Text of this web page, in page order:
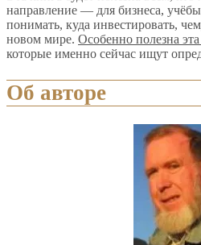
направление — для бизнеса,
понимать, куда инвестировать,
новом мире. Особенно полезна
которые именно сейчас ищут
Об авторе